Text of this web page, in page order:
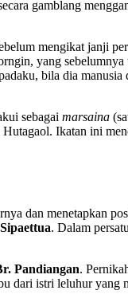
gamblang
mengikat janji
yang
bila dia manusia
sebagai marsaina
Ikatan ini
dan menetapkan
Sipaettua. Dalam
Pandiangan.
dari istri leluhur yang